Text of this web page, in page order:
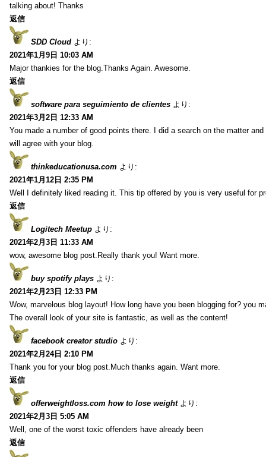
talking about! Thanks
返信
SDD Cloud より:
2021年1月9日 10:03 AM
Major thankies for the blog.Thanks Again. Awesome.
返信
software para seguimiento de clientes より:
2021年3月2日 12:33 AM
You made a number of good points there. I did a search on the matter
will agree with your blog.
thinkeducationusa.com より:
2021年1月12日 2:35 PM
Well I definitely liked reading it. This tip offered by you is very useful for
返信
Logitech Meetup より:
2021年2月3日 11:33 AM
wow, awesome blog post.Really thank you! Want more.
buy spotify plays より:
2021年2月23日 12:33 PM
Wow, marvelous blog layout! How long have you been blogging for? you
The overall look of your site is fantastic, as well as the content!
facebook creator studio より:
2021年2月24日 2:10 PM
Thank you for your blog post.Much thanks again. Want more.
返信
offerweightloss.com how to lose weight より:
2021年2月3日 5:05 AM
Well, one of the worst toxic offenders have already been
返信